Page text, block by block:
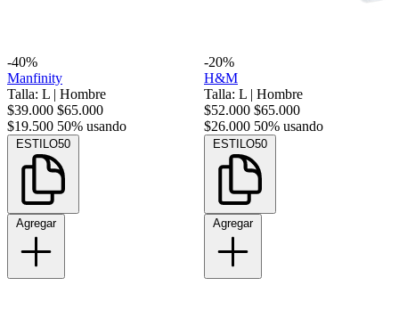
-40%
Manfinity
Talla: L | Hombre
$39.000 $65.000
$19.500 50% usando
ESTILO50
Agregar
-20%
H&M
Talla: L | Hombre
$52.000 $65.000
$26.000 50% usando
ESTILO50
Agregar